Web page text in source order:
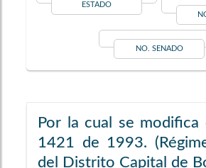
ESTADO
NO. SENADO
Por la cual se
1421 de 1993.
del Distrito Capital de